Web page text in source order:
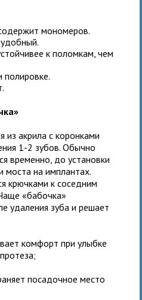
мономеров.
к поломкам, чем
полировке.
из акрила с коронками
1-2 зубов. Обычно
временно, до установки
моста на имплантах.
крючками к соседним
«бабочка»
удаления зуба и решает
комфорт при улыбке
посадочное место